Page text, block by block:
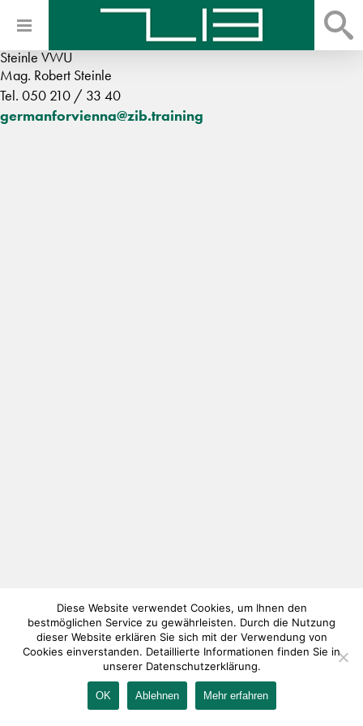
Steinle VWU
Mag. Robert Steinle
Tel. 050 210 / 33 40
germanforvienna@zib.training
IMPRESSUM KONTAKT AGB DATENSCHUTZ
Diese Website verwendet Cookies, um Ihnen den
bestmöglichen Service zu gewährleisten. Durch die Nutzung
dieser Website erklären Sie sich mit der Verwendung von
Cookies einverstanden. Detaillierte Informationen finden Sie in
unserer Datenschutzerklärung.
OK Ablehnen Mehr erfahren